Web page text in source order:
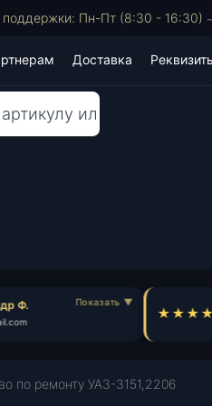
поддержки: Пн-Пт (8:30 - 16:30)
Доставка
Ф.
по ремонту УАЗ-3151,2206